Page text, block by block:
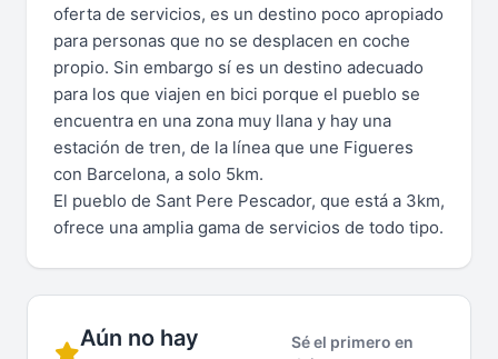
oferta de servicios, es un destino poco apropiado
para personas que no se desplacen en coche
propio. Sin embargo sí es un destino adecuado
para los que viajen en bici porque el pueblo se
encuentra en una zona muy llana y hay una
estación de tren, de la línea que une Figueres
con Barcelona, a solo 5km.
El pueblo de Sant Pere Pescador, que está a 3km,
ofrece una amplia gama de servicios de todo tipo.
Aún no hay
Sé el primero en